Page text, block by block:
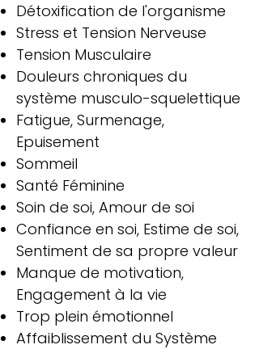
Détoxification de l'organisme
Stress et Tension Nerveuse
Tension Musculaire
Douleurs chroniques du
système musculo-squelettique
Fatigue, Surmenage,
Epuisement
Sommeil
Santé Féminine
Soin de soi, Amour de soi
Confiance en soi, Estime de soi,
Sentiment de sa propre valeur
Manque de motivation,
Engagement à la vie
Trop plein émotionnel
Affaiblissement du Système